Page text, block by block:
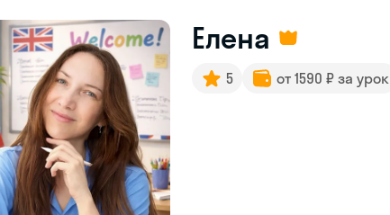
Елена
5 от 1590 ₽ за урок